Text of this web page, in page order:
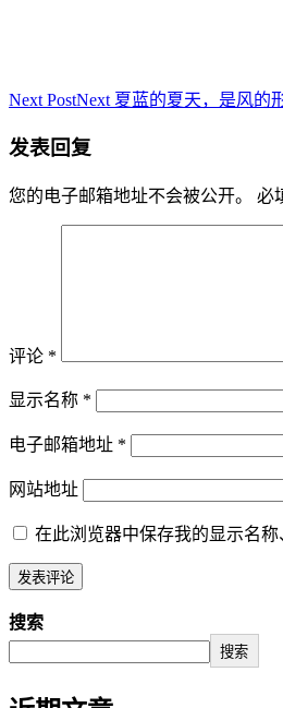
Next PostNext 夏蓝的夏天，是风的
发表回复
您的电子邮箱地址不会被公开。 必
评论 *
显示名称 *
电子邮箱地址 *
网站地址
在此浏览器中保存我的显示名
搜索
搜索